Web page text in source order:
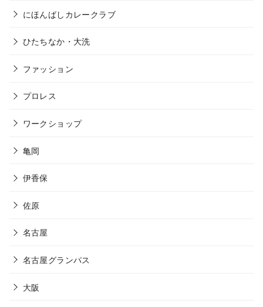
にほんばしカレークラブ
ひたちなか・大洗
ファッション
プロレス
ワークショップ
亀岡
伊香保
佐原
名古屋
名古屋グランパス
大阪